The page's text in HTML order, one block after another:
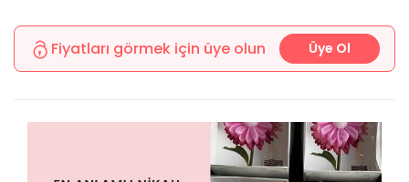
Fiyatları görmek için üye olun Üye Ol